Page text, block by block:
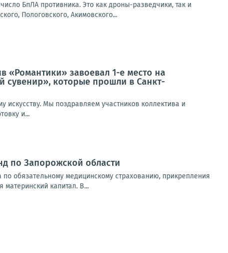
БпЛА противника. Это как дроны-разведчики, так и
Пологовского, Акимовского...
«Романтики» завоевал 1-е место на
сувенир», которые прошли в Санкт-
искусству. Мы поздравляем участников коллектива и
и...
по Запорожской области
обязательному медицинскому страхованию, прикрепления
капитал. В...